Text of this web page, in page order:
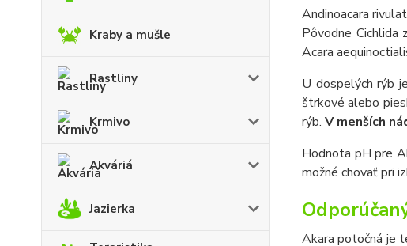
Kraby a mušle
Rastliny
Krmivo
Akváriá
Jazierka
Andinoacara
Pôvodne Cichlida
Acara
U dospelých rýb
štrkové alebo
rýb. V menších
Hodnota pH pre
možné chovať pri
Akara potočná je